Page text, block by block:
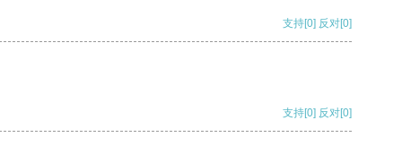
支持[0] 反对[0]
支持[0] 反对[0]